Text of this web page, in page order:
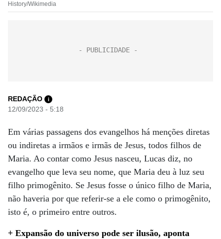
History/Wikimedia
REDAÇÃO i
12/09/2023 - 5:18
Em várias passagens dos evangelhos há menções diretas
ou indiretas a irmãos e irmãs de Jesus, todos filhos de
Maria. Ao contar como Jesus nasceu, Lucas diz, no
evangelho que leva seu nome, que Maria deu à luz seu
filho primogênito. Se Jesus fosse o único filho de Maria,
não haveria por que referir-se a ele como o primogênito,
isto é, o primeiro entre outros.
+ Expansão do universo pode ser ilusão, aponta